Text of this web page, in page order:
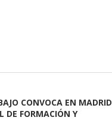
CONVOCA EN MADRID
DE FORMACIÓN Y